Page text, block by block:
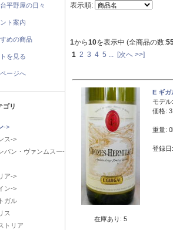
平野屋の日々
ト案内
めの商品
を見る
ージへ
リ
->
ス->
パン・ヴァンムスー-
ア->
ン->
ガル
ス
トリア
表示順:
1から10を表示中 (全商品の数:
1 2 3 4 5 [次へ >>]
在庫あり: 5
E ギ
モデル:
価格:
重量:
登録